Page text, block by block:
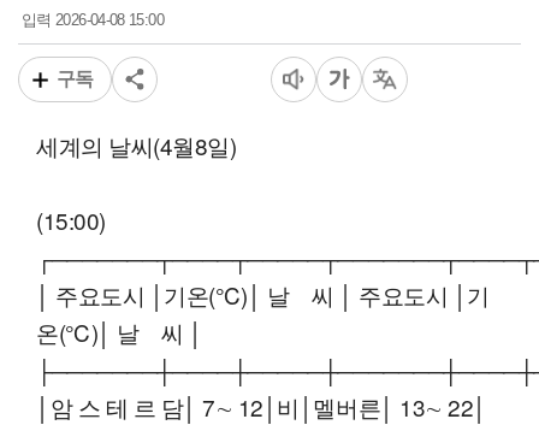
입력2026-04-08 15:00
구독
세계의 날씨(4월8일)
(15:00)
│ 주요도시 │기온(℃)│ 날 씨 │ 주요도시 │기
온(℃)│ 날 씨 │
│암 스 테 르 담│ 7∼ 12│비│멜버른│ 13∼ 22│